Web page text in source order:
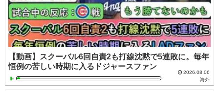
【動画】スクーバル6回自責2も打線沈黙で5連敗に。毎年
恒例の苦しい時期に入るドジャースファン
2026.08.06
海外